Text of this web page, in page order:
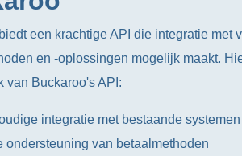
een krachtige API die integratie met
en -oplossingen mogelijk maakt.
van Buckaroo's API:
integratie met bestaande systemen
ondersteuning van betaalmethoden